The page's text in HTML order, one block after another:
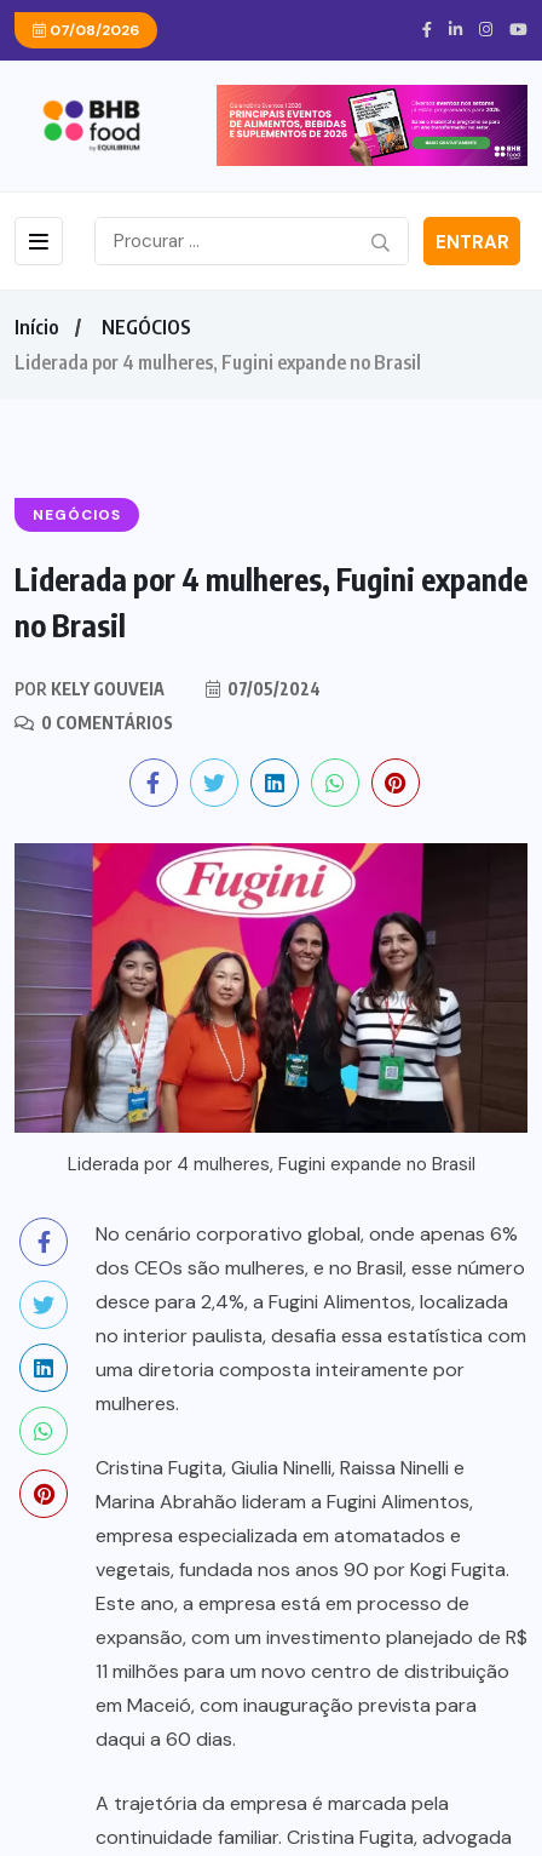
07/08/2026
ENTRAR
Início
NEGÓCIOS
Liderada por 4 mulheres, Fugini expande no Brasil
NEGÓCIOS
Liderada por 4 mulheres, Fugini expande
no Brasil
POR KELY GOUVEIA
07/05/2024
0 COMENTÁRIOS
Liderada por 4 mulheres, Fugini expande no Brasil
No cenário corporativo global, onde apenas 6%
dos CEOs são mulheres, e no Brasil, esse número
desce para 2,4%, a Fugini Alimentos, localizada
no interior paulista, desafia essa estatística com
uma diretoria composta inteiramente por
mulheres.
Cristina Fugita, Giulia Ninelli, Raissa Ninelli e
Marina Abrahão lideram a Fugini Alimentos,
empresa especializada em atomatados e
vegetais, fundada nos anos 90 por Kogi Fugita.
Este ano, a empresa está em processo de
expansão, com um investimento planejado de R$
11 milhões para um novo centro de distribuição
em Maceió, com inauguração prevista para
daqui a 60 dias.
A trajetória da empresa é marcada pela
continuidade familiar. Cristina Fugita, advogada